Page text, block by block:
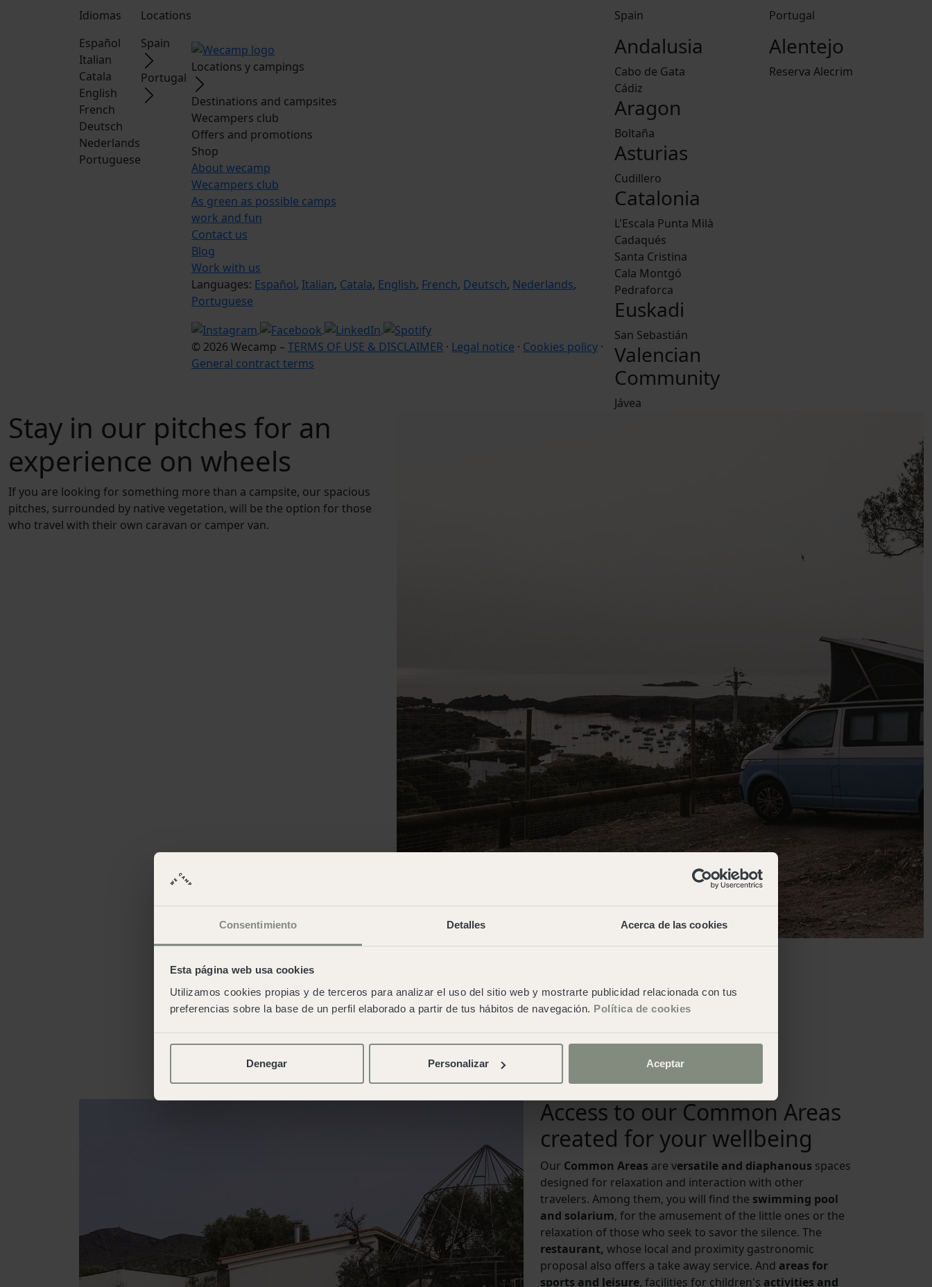
Consentimiento Detalles Acerca de las cookies
Esta página web usa cookies
Utilizamos cookies propias y de terceros para analizar el uso del sitio web y mostrarte publicidad relacionada con tus
preferencias sobre la base de un perfil elaborado a partir de tus hábitos de navegación. Política de cookies
Denegar Personalizar Aceptar
Idiomas
Español
Italian
Catala
English
French
Deutsch
Nederlands
Portuguese
Locations
Spain
Portugal
Locations y campings
Destinations and campsites
Wecampers club
Offers and promotions
Shop
About wecamp
Wecampers club
As green as possible camps
work and fun
Contact us
Blog
Work with us
Languages: Español, Italian, Catala, English, French, Deutsch, Nederlands,
Portuguese
© 2026 Wecamp – TERMS OF USE & DISCLAIMER · Legal notice · Cookies policy ·
General contract terms
Spain
Andalusia
Cabo de Gata
Cádiz
Aragon
Boltaña
Asturias
Cudillero
Catalonia
L'Escala Punta Milà
Cadaqués
Santa Cristina
Cala Montgó
Pedraforca
Euskadi
San Sebastián
Valencian
Community
Jávea
Portugal
Alentejo
Reserva Alecrim
Stay in our pitches for an
experience on wheels
Ifyou are looking for something more than a campsite, our spacious
pitches, surrounded by native vegetation, will be the option for those
who travel with their own caravan or camper van.
Queremos acercarte la vivencia de pertenecer
al lugar en el que te encuentras, para que
conectes con el entorno y te sientas parte de
él. De modo que, nuestros campsites han sido
diseñados para que disfrutes, a tu ritmo, de
cada paraje junto con nuestrasexclusivas
parcelas para caravana, autocaravana o
camper van.
Para una aventura sobre ruedas,las parcelas
lavado. Además, como valor añadido, todas
ellas, se ubican en un entorno
cuidadosamente diseñado para ofreceruna
estancia completaque favorece a un
descanso y confort
sin interrupciones.
Access to our Common Areas
created for your wellbeing
Our Common Areas are versatile and diaphanous spaces
designed for relaxation and interaction with other
travelers. Among them, you will find the swimming pool
and solarium, for the amusement of the little ones or the
relaxation of those who seek to savor the silence. The
restaurant, whose local and proximity gastronomic
proposal also offers a take away service. And areas for
sports and leisure, facilities for children's activities and